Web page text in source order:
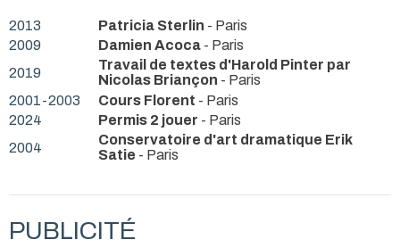
2013 Patricia Sterlin - Paris
2009
Damien Acoca - Paris
2019
Travail de textes d'Harold Pinter par
Nicolas Briançon - Paris
2001-2003
Cours Florent - Paris
2024
Permis 2 jouer - Paris
2004
Conservatoire d'art dramatique Erik
Satie - Paris
PUBLICITÉ